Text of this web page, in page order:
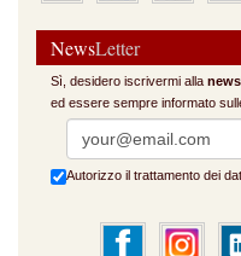
NewsLetter
Sì, desidero iscrivermi alla
ed essere sempre informato
Autorizzo il trattamento dei